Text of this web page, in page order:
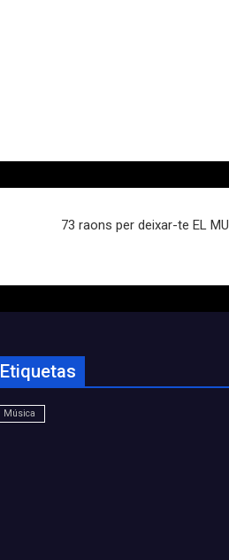
73 raons per deixar-te EL
Etiquetas
Música